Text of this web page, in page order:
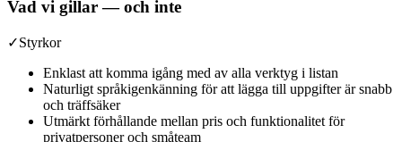
Vad vi gillar — och inte
✓Styrkor
Enklast att komma igång med av alla verktyg i listan
Naturligt språkigenkänning för att lägga till uppgifter är snabb
och träffsäker
Utmärkt förhållande mellan pris och funktionalitet för
privatpersoner och småteam